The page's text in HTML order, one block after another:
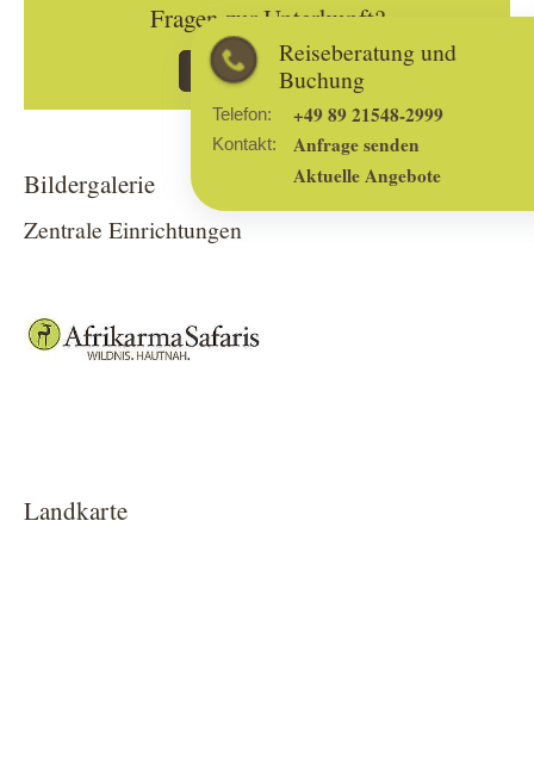
Reiseberatung und
Buchung
Telefon: +49 89 21548-2999
Kontakt:
Anfrage senden
Aktuelle Angebote
Fragen zur Unterkunft?
Kontakt aufnehmen
Bildergalerie
Zentrale Einrichtungen
Landkarte